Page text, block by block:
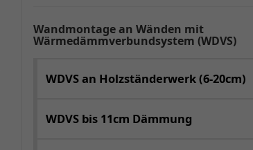
Wandmontage an Wänden mit
Wärmedämmverbundsystem (WDVS)
WDVS an Holzständerwerk (6-20cm)
WDVS bis 11cm Dämmung